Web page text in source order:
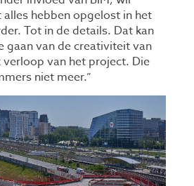
hebben opgelost in het
Tot in de details. Dat kan
gaan van de creativiteit van
van het project. Die
niet meer.”